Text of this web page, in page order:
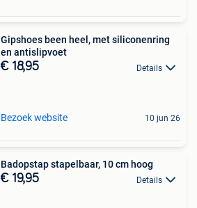
Gipshoes been heel, met siliconenring
en antislipvoet
€ 18,95 Details
Bezoek website 10 jun 26
Badopstap stapelbaar, 10 cm hoog
€ 19,95 Details